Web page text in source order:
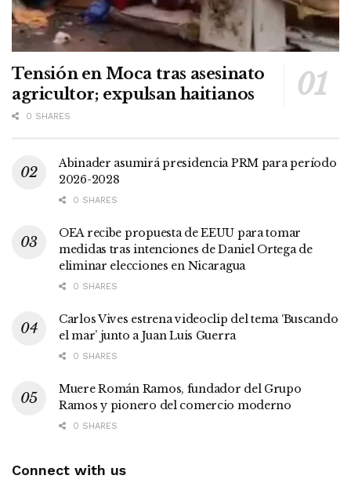
Tensión en Moca tras asesinato
agricultor; expulsan haitianos
0 SHARES
Abinader asumirá presidencia PRM para período
2026-2028
0 SHARES
OEA recibe propuesta de EEUU para tomar
medidas tras intenciones de Daniel Ortega de
eliminar elecciones en Nicaragua
0 SHARES
Carlos Vives estrena videoclip del tema ‘Buscando
el mar’ junto a Juan Luis Guerra
0 SHARES
Muere Román Ramos, fundador del Grupo
Ramos y pionero del comercio moderno
0 SHARES
Connect with us